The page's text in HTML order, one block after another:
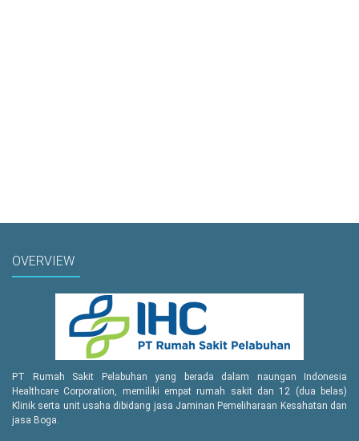
OVERVIEW
PT Rumah Sakit Pelabuhan yang berada dalam naungan Indonesia
Healthcare Corporation, memiliki empat rumah sakit dan 12 (dua belas)
Klinik serta unit usaha dibidang jasa Jaminan Pemeliharaan Kesahatan dan
jasa Boga.